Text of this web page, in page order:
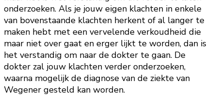
onderzoeken. Als je jouw eigen klachten in enkele
van bovenstaande klachten herkent of al langer te
maken hebt met een vervelende verkoudheid die
maar niet over gaat en erger lijkt te worden, dan is
het verstandig om naar de dokter te gaan. De
dokter zal jouw klachten verder onderzoeken,
waarna mogelijk de diagnose van de ziekte van
Wegener gesteld kan worden.